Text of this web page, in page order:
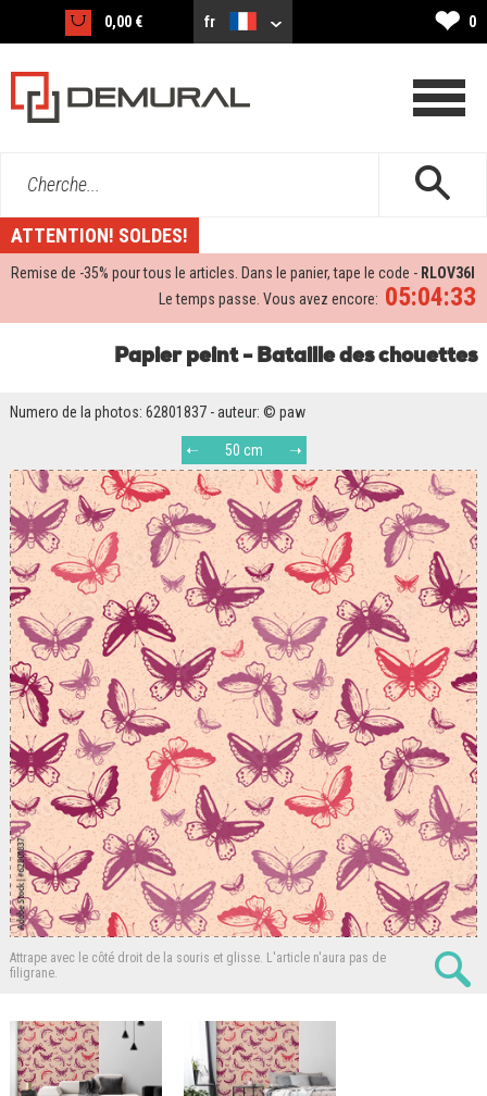
0,00 € fr ❤ 0
Cherche...
ATTENTION! SOLDES!
Remise de -35% pour tous le articles. Dans le panier, tape le code - RLOV36I
05:04:32
Le temps passe. Vous avez encore:
Papier peint - Bataille des chouettes
Numero de la photos: 62801837 - auteur: © paw
50 cm
Attrape avec le côté droit de la souris et glisse. L'article n'aura pas de
filigrane.